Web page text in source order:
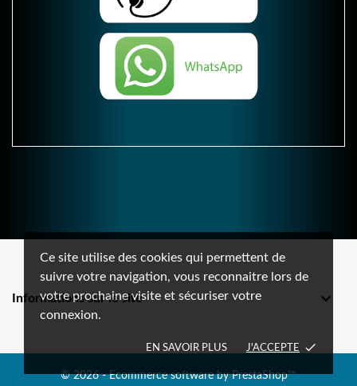
Ce site utilise des cookies qui permettent de
suivre votre navigation, vous reconnaitre lors de
votre prochaine visite et sécuriser votre
connexion.
EN SAVOIR PLUS J'ACCEPTE done
Informations sur le site 
© 2026 - Ecommerce software by PrestaShop™